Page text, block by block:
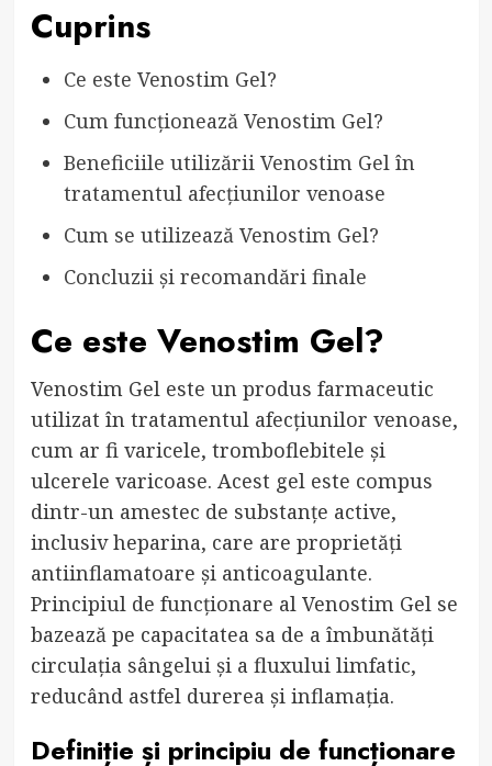
Cuprins
Ce este Venostim Gel?
Cum funcționează Venostim Gel?
Beneficiile utilizării Venostim Gel în
tratamentul afecțiunilor venoase
Cum se utilizează Venostim Gel?
Concluzii și recomandări finale
Ce este Venostim Gel?
Venostim Gel este un produs farmaceutic
utilizat în tratamentul afecțiunilor venoase,
cum ar fi varicele, tromboflebitele și
ulcerele varicoase. Acest gel este compus
dintr-un amestec de substanțe active,
inclusiv heparina, care are proprietăți
antiinflamatoare și anticoagulante.
Principiul de funcționare al Venostim Gel se
bazează pe capacitatea sa de a îmbunătăți
circulația sângelui și a fluxului limfatic,
reducând astfel durerea și inflamația.
Definiție și principiu de funcționare